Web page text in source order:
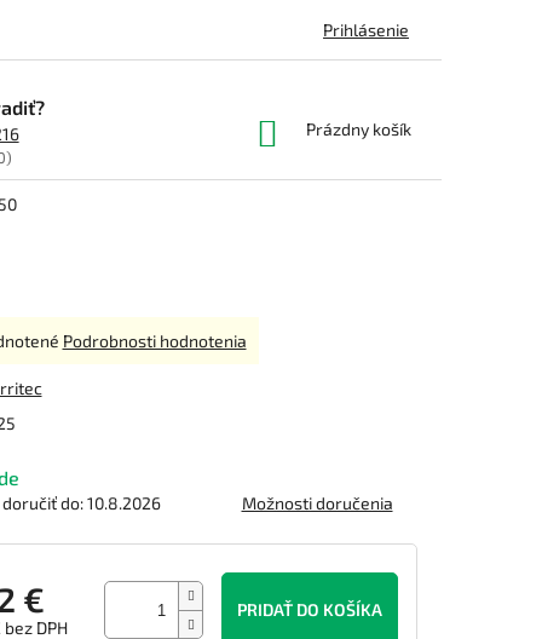
Prihlásenie
NÁKUPNÝ
Prázdny košík
do: 10.8.2026 Možnosti doručenia
€
DPH
PRIDAŤ DO KOŠÍKA
Podrobnosti hodnotenia